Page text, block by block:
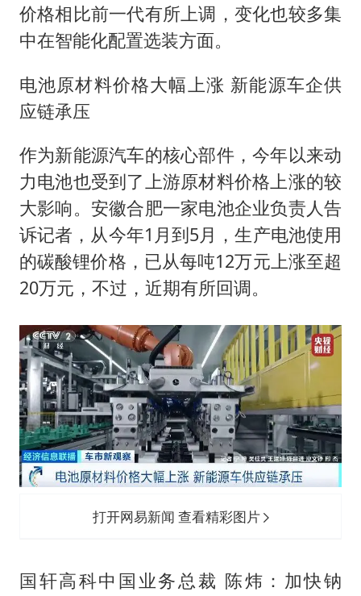
价格相比前一代有所上调，变化也较多集
中在智能化配置选装方面。
电池原材料价格大幅上涨 新能源车企供
应链承压
作为新能源汽车的核心部件，今年以来动
力电池也受到了上游原材料价格上涨的较
大影响。安徽合肥一家电池企业负责人告
诉记者，从今年1月到5月，生产电池使用
的碳酸锂价格，已从每吨12万元上涨至超
20万元，不过，近期有所回调。
打开网易新闻 查看精彩图片
国轩高科中国业务总裁 陈炜：加快钠